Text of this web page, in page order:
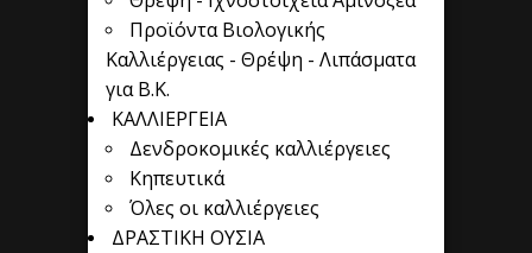
Προϊόντα Βιολογικής
Καλλιέργειας - Θρέψη - Λιπάσματα
για Β.Κ.
ΚΑΛΛΙΕΡΓΕΙΑ
Δενδροκομικές καλλιέργειες
Κηπευτικά
Όλες οι καλλιέργειες
ΔΡΑΣΤΙΚΗ ΟΥΣΙΑ